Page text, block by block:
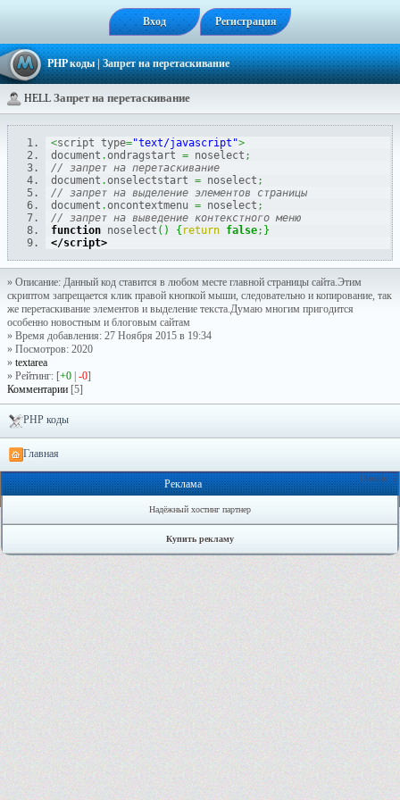
Вход Регистрация
PHP коды| Запрет на перетаскивание
HELL Запрет на перетаскивание
<script type="text/javascript">
document .ondragstart = noselect ;
// запрет на перетаскивание
document .onselectstart = noselect ;
// запрет на выделение элементов страницы
document .oncontextmenu = noselect ;
// запрет на выведение контекстного меню
function noselect ( ) { return false; }
</script>
» Описание: Данный код ставится в любом месте главной страницы сайта.Этим
скриптом запрещается клик правой кнопкой мыши, следовательно и копирование, так
же перетаскивание элементов и выделение текста.Думаю многим пригодится
особенно новостным и блоговым сайтам
» Время добавления: 27 Ноября 2015 в 19:34
» Посмотров: 2020
» textarea
» Рейтинг: [+0 -0]
Комментарии [5]
PHP коды
Главная
Онлайн: 2
Реклама
Надёжный хостинг партнер
Купить рекламу